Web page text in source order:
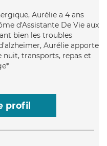
Aurélie a 4 ans
d'Assistante De Vie aux
bien les troubles
Aurélie apporte
nuit, transports, repas et
profil